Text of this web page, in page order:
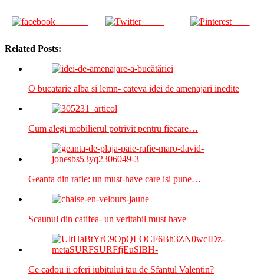
Tweet Save
Related Posts:
O bucatarie alba si lemn- cateva idei de amenajari inedite
Cum alegi mobilierul potrivit pentru fiecare…
Geanta din rafie: un must-have care isi pune…
Scaunul din catifea- un veritabil must have
Ce cadou ii oferi iubitului tau de Sfantul Valentin?